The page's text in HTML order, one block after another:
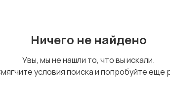
Ничего не найдено
Увы, мы не нашли то, что вы искали.
условия поиска и попробуйте еще